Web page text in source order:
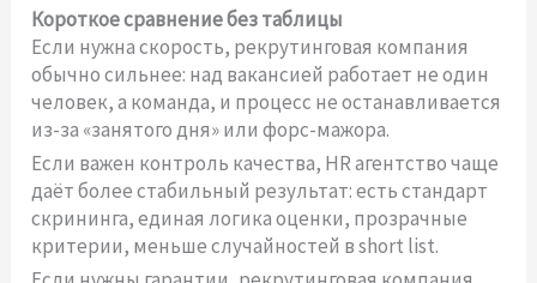
Короткое сравнение без таблицы
Если нужна скорость, рекрутинговая компания
обычно сильнее: над вакансией работает не один
человек, а команда, и процесс не останавливается
из-за «занятого дня» или форс-мажора.
Если важен контроль качества, HR агентство чаще
даёт более стабильный результат: есть стандарт
скрининга, единая логика оценки, прозрачные
критерии, меньше случайностей в short list.